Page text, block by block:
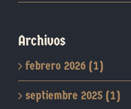
Archivos
febrero 2026 (1)
septiembre 2025 (1)